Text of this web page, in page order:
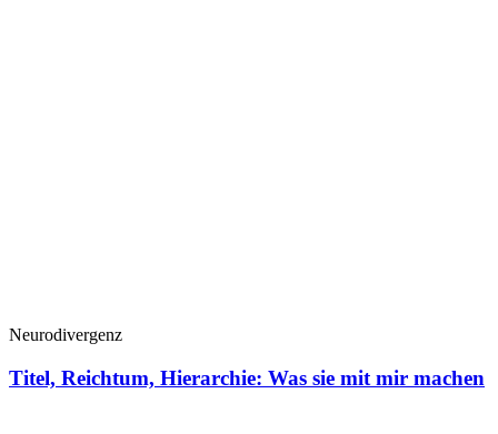
Neurodivergenz
Titel, Reichtum, Hierarchie: Was sie mit mir machen